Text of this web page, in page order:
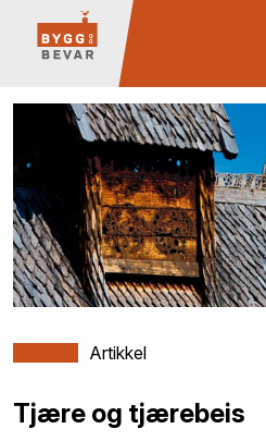
Artikkel
Tjære og tjærebeis